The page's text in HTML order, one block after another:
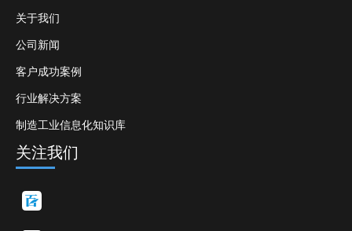
关于我们
公司新闻
客户成功案例
行业解决方案
制造工业信息化知识库
关注我们